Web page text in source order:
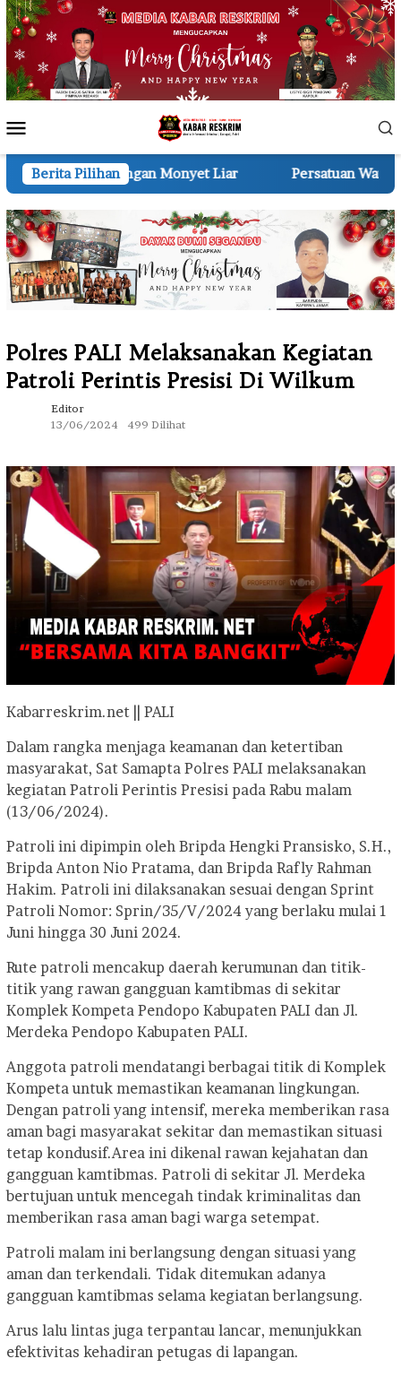
Loncat
ke
konten
Mobile
Berita Pilihan
Monyet Liar Persatuan Wartawan Indonesia (PWI)
Polres PALI Melaksanakan Kegiatan
Patroli Perintis Presisi Di Wilkum
Editor
13/06/2024
499 Dilihat
Kabarreskrim.net || PALI
Dalam rangka menjaga keamanan dan ketertiban
masyarakat, Sat Samapta Polres PALI melaksanakan
kegiatan Patroli Perintis Presisi pada Rabu malam
(13/06/2024).
Patroli ini dipimpin oleh Bripda Hengki Pransisko, S.H.,
Bripda Anton Nio Pratama, dan Bripda Rafly Rahman
Hakim. Patroli ini dilaksanakan sesuai dengan Sprint
Patroli Nomor: Sprin/35/V/2024 yang berlaku mulai 1
Juni hingga 30 Juni 2024.
Rute patroli mencakup daerah kerumunan dan titik-
titik yang rawan gangguan kamtibmas di sekitar
Komplek Kompeta Pendopo Kabupaten PALI dan Jl.
Merdeka Pendopo Kabupaten PALI.
Anggota patroli mendatangi berbagai titik di Komplek
Kompeta untuk memastikan keamanan lingkungan.
Dengan patroli yang intensif, mereka memberikan rasa
aman bagi masyarakat sekitar dan memastikan situasi
tetap kondusif.Area ini dikenal rawan kejahatan dan
gangguan kamtibmas. Patroli di sekitar Jl. Merdeka
bertujuan untuk mencegah tindak kriminalitas dan
memberikan rasa aman bagi warga setempat.
Patroli malam ini berlangsung dengan situasi yang
aman dan terkendali. Tidak ditemukan adanya
gangguan kamtibmas selama kegiatan berlangsung.
Arus lalu lintas juga terpantau lancar, menunjukkan
efektivitas kehadiran petugas di lapangan.